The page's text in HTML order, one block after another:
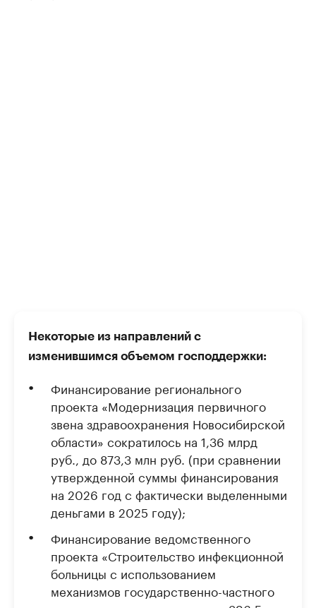
Некоторые из направлений с
изменившимся объемом господдержки:
Финансирование регионального
проекта «Модернизация первичного
звена здравоохранения Новосибирской
области» сократилось на 1,36 млрд
руб., до 873,3 млн руб. (при сравнении
утвержденной суммы финансирования
на 2026 год с фактически выделенными
деньгами в 2025 году);
Финансирование ведомственного
проекта «Строительство инфекционной
больницы с использованием
механизмов государственно-частного